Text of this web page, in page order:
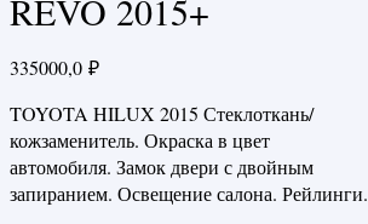
REVO 2015+
335000,0 ₽
TOYOTA HILUX 2015 Стеклоткань/
кожзаменитель. Окраска в цвет
автомобиля. Замок двери с двойным
запиранием. Освещение салона. Рейлинги.